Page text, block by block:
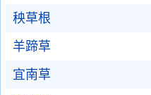
秧草根
羊蹄草
宜南草